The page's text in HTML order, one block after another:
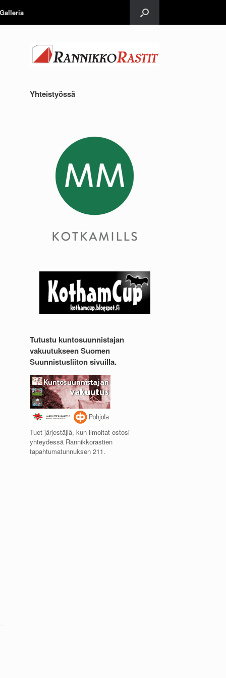
Galleria
Yhteistyössä
Tutustu kuntosuunnistajan
vakuutukseen Suomen
Suunnistusliiton sivuilla.
Tuet järjestäjiä, kun ilmoitat ostosi
yhteydessä Rannikkorastien
tapahtumatunnuksen 211.